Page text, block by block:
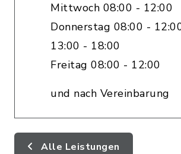
Mittwoch 08:00 - 12:00
Donnerstag 08:00 -
13:00 - 18:00
Freitag 08:00 - 12:00
und nach Vereinbarung
Alle Leistungen